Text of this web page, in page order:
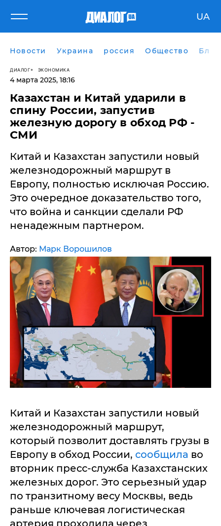
UA
Новости Украина россия Общество
ДИАЛОГ ЭКОНОМИКА
4 марта 2025, 18:16
Казахстан и Китай ударили в
спину России, запустив
железную дорогу в обход РФ -
СМИ
Китай и Казахстан запустили новый
железнодорожный маршрут в
Европу, полностью исключая Россию.
Это очередное доказательство того,
что война и санкции сделали РФ
ненадежным партнером.
Автор: Марк Ворошилов
Китай и Казахстан запустили новый
железнодорожный маршрут,
который позволит доставлять грузы в
Европу в обход России, сообщила во
вторник пресс-служба Казахстанских
железных дорог. Это серьезный удар
по транзитному весу Москвы, ведь
раньше ключевая логистическая
артерия проходила через